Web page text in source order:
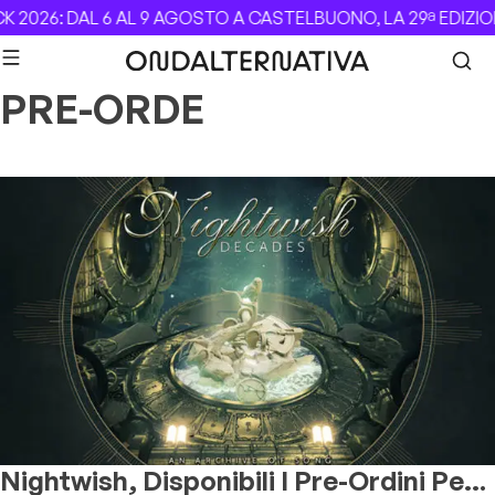
Skip to content
2026: DAL 6 AL 9 AGOSTO A CASTELBUONO, LA 29ª
PRE-ORDE
Nightwish, Disponibili I Pre-Ordini Per